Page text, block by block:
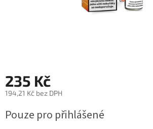
235 Kč
194,21 Kč bez DPH
cena:
Pouze pro přihlášené